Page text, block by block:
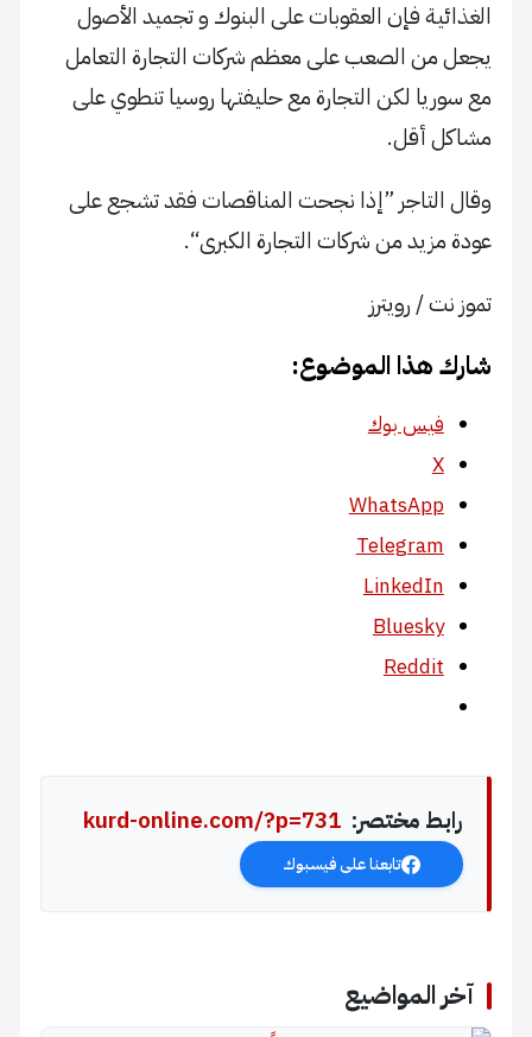
الغذائية فإن العقوبات على البنوك و تجميد الأصول
يجعل من الصعب على معظم شركات التجارة التعامل
مع سوريا لكن التجارة مع حليفتها روسيا تنطوي على
مشاكل أقل.
وقال التاجر ”إذا نجحت المناقصات فقد تشجع على
عودة مزيد من شركات التجارة الكبرى“.
تموز نت / رويترز
شارك هذا الموضوع:
فيس بوك
X
WhatsApp
Telegram
LinkedIn
Bluesky
Reddit
رابط مختصر: kurd-online.com/?p=731
تابعنا على فيسبوك
آخر المواضيع